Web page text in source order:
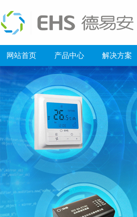
网站首页 产品中心 解决方案
科技赋能“*美乡村”枢纽：德